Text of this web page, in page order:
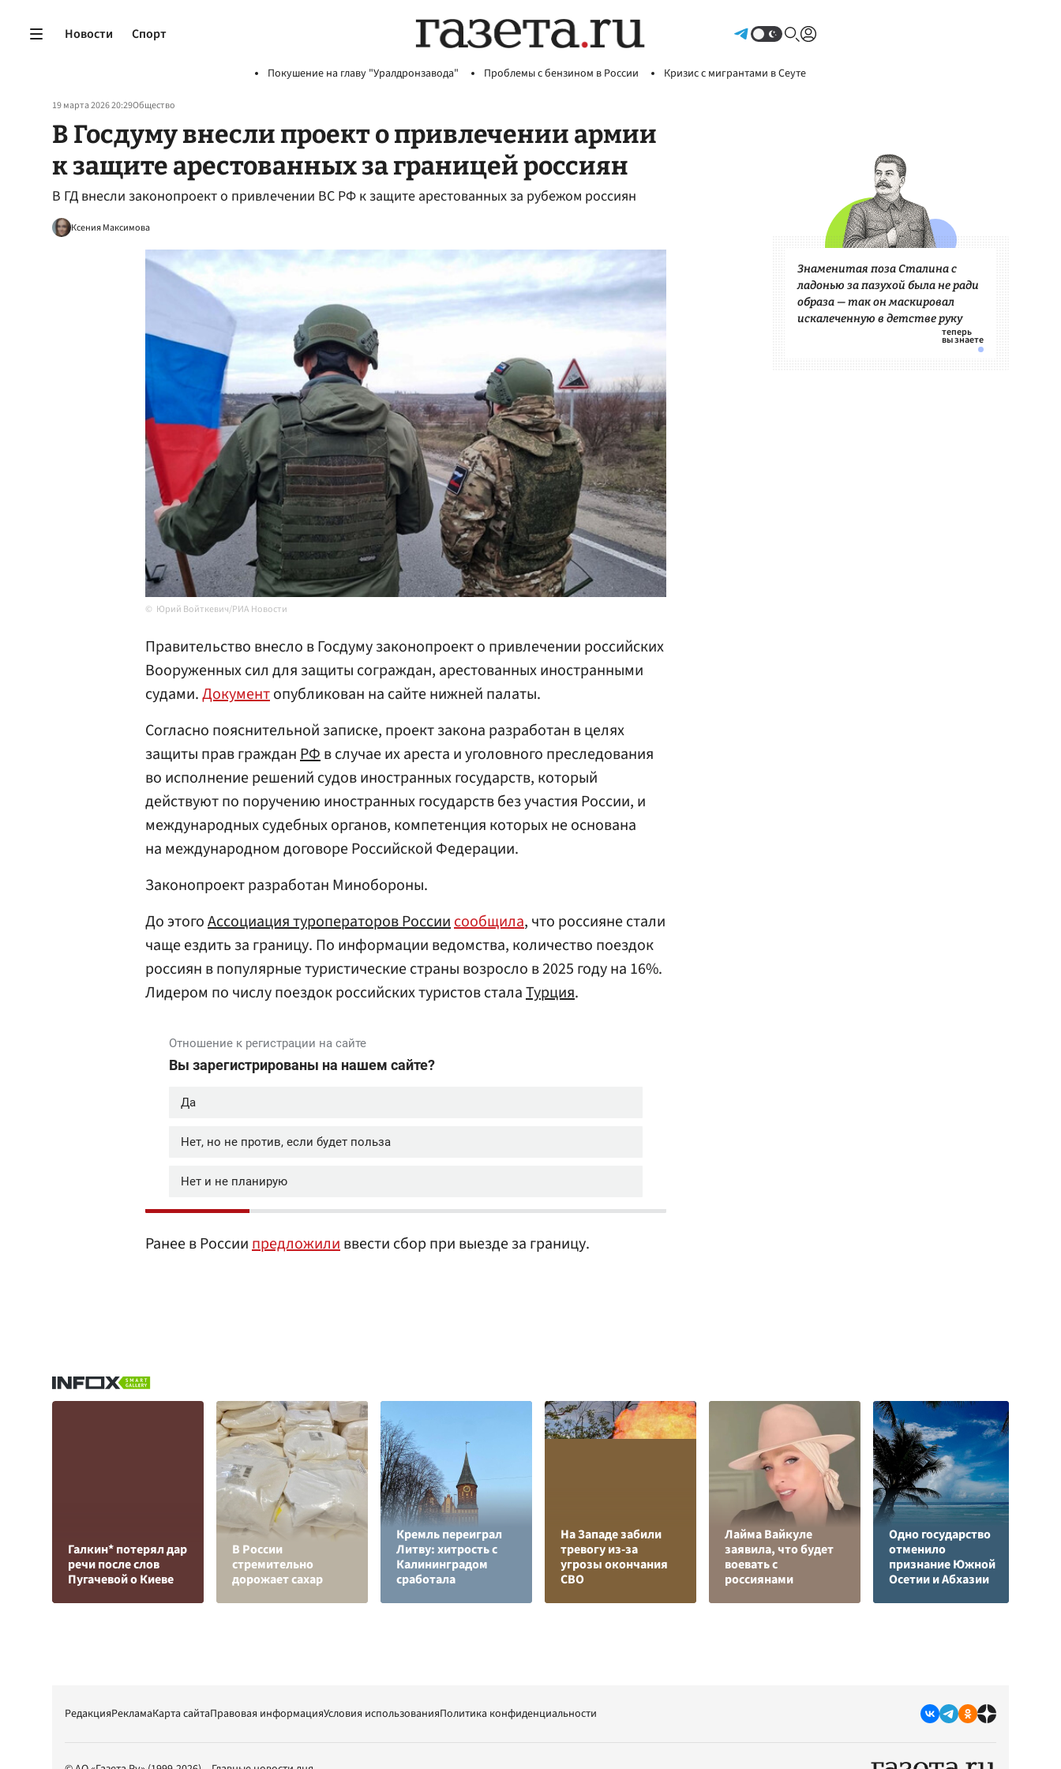
Новости Спорт
Покушение на главу "Уралдронзавода" Проблемы с бензином в России Кризис с мигрантами в Сеуте
19 марта 2026 20:29Общество
В Госдуму внесли проект о привлечении армии
к защите арестованных за границей россиян
В ГД внесли законопроект о привлечении ВС РФ к защите арестованных за рубежом россиян
Ксения Максимова
Юрий Войткевич/РИА Новости
Правительство внесло в Госдуму законопроект о привлечении российских
Вооруженных сил для защиты сограждан, арестованных иностранными
судами.Документопубликован на сайте нижней палаты.
Согласно пояснительной записке, проект закона разработан в целях
защиты прав гражданРФв случае их ареста и уголовного преследования
во исполнение решений судов иностранных государств, который
действуют по поручению иностранных государств без участия России, и
международных судебных органов, компетенция которых не основана
на международном договоре Российской Федерации.
Законопроект разработан Минобороны.
До этогоАссоциация туроператоров Россиисообщила, что россияне стали
чаще ездить за границу. По информации ведомства, количество поездок
россиян в популярные туристические страны возросло в 2025 году на 16%.
Лидером по числу поездок российских туристов сталаТурция.
Ранее в Россиипредложиливвести сбор при выезде за границу.
Знаменитая поза Сталина с
ладонью за пазухой была не ради
образа — так он маскировал
искалеченную в детстве руку
Галкин* потерял дар
речи после слов
Пугачевой о Киеве
В России
стремительно
дорожает сахар
Кремль переиграл
Литву: хитрость с
Калининградом
сработала
На Западе забили
тревогу из-за
угрозы окончания
СВО
Лайма Вайкуле
заявила, что будет
воевать с
россиянами
Одно государство
отменило
признание Южной
Осетии и Абхазии
РедакцияРекламаКарта сайтаПравовая информацияУсловия использованияПолитика конфиденциальности